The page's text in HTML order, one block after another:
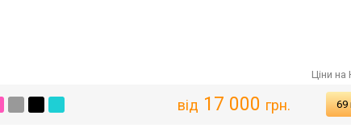
Ціни на
від 17 000 грн. 69